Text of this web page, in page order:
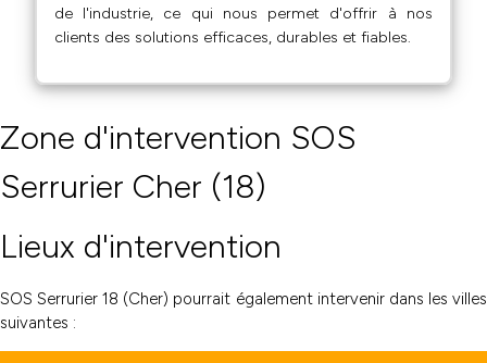
de l'industrie, ce qui nous permet d'offrir à nos
clients des solutions efficaces, durables et fiables.
Zone d'intervention SOS
Serrurier Cher (18)
Lieux d'intervention
SOS Serrurier 18 (Cher) pourrait également intervenir dans les villes
suivantes :